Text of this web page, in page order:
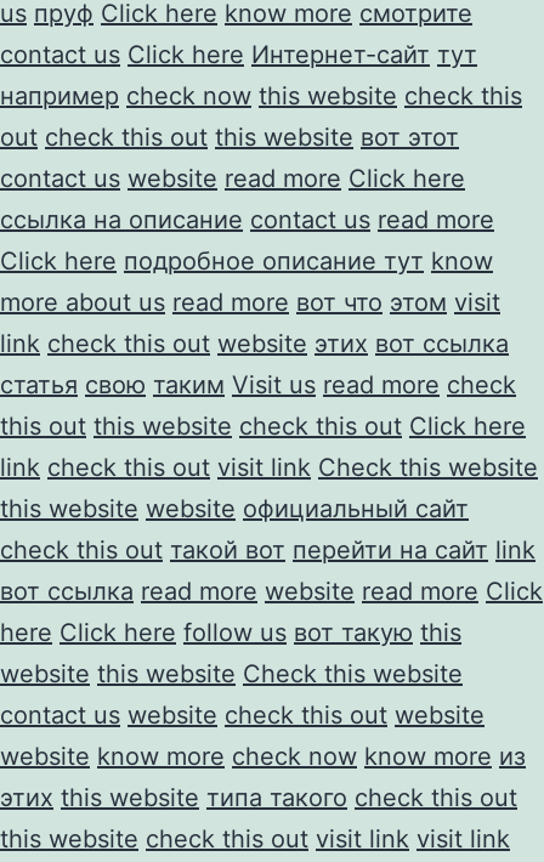
us пруф Click here know more смотрите
contact us Click here Интернет-сайт тут
например check now this website check this
out check this out this website вот этот
contact us website read more Click here
ссылка на описание contact us read more
Click here подробное описание тут know
more about us read more вот что этом visit
link check this out website этих вот ссылка
статья свою таким Visit us read more check
this out this website check this out Click here
link check this out visit link Check this website
this website website официальный сайт
check this out такой вот перейти на сайт link
вот ссылка read more website read more Click
here Click here follow us вот такую this
website this website Check this website
contact us website check this out website
website know more check now know more из
этих this website типа такого check this out
this website check this out visit link visit link